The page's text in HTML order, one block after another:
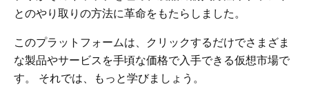
とのやり取りの方法に革命をもたらしました。
このプラットフォームは、クリックするだけでさまざま
な製品やサービスを手頃な価格で入手できる仮想市場で
す。 それでは、もっと学びましょう。